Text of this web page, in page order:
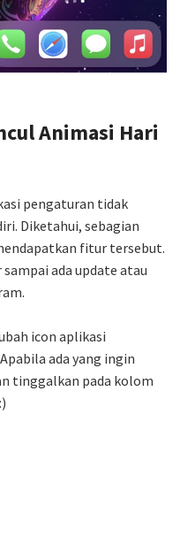
Animasi Hari
pengaturan tidak
Diketahui, sebagian
fitur tersebut.
ada update atau
icon aplikasi
ada yang ingin
tinggalkan pada kolom